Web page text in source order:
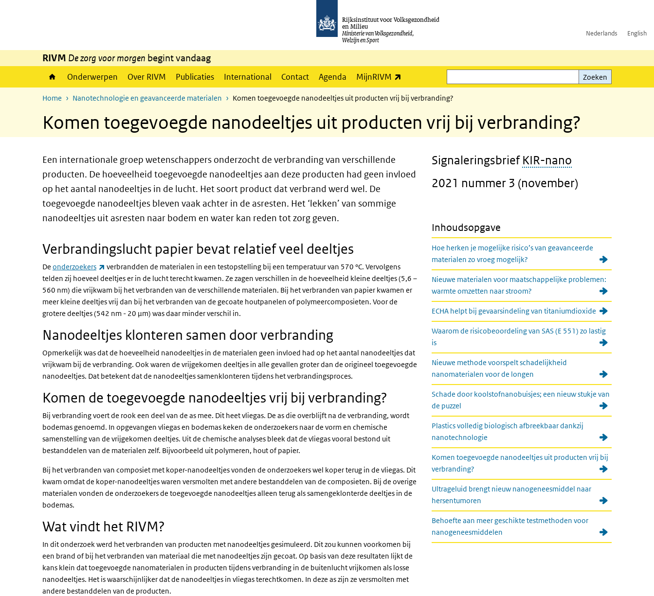
Rijksinstituut voor Volksgezondheid
en Milieu
Ministerie van Volksgezondheid,
Welzijn en Sport
Nederlands English
RIVM De zorg voor morgen begint vandaag
Onderwerpen Over RIVM Publicaties International Contact Agenda MijnRIVM
Zoeken
Zoeken
Home Nanotechnologie en geavanceerde materialen Komen toegevoegde nanodeeltjes uit producten vrij bij verbranding?
Komen toegevoegde nanodeeltjes uit producten vrij bij verbranding?
Een internationale groep wetenschappers onderzocht de verbranding van verschillende
producten. De hoeveelheid toegevoegde nanodeeltjes aan deze producten had geen invloed
op het aantal nanodeeltjes in de lucht. Het soort product dat verbrand werd wel. De
toegevoegde nanodeeltjes bleven vaak achter in de asresten. Het ‘lekken’ van sommige
nanodeeltjes uit asresten naar bodem en water kan reden tot zorg geven.
Verbrandingslucht papier bevat relatief veel deeltjes
De onderzoekers (externe link)
verbrandden de materialen in een testopstelling bij een temperatuur van 570 °C. Vervolgens
telden zij hoeveel deeltjes er in de lucht terecht kwamen. Ze zagen verschillen in de hoeveelheid kleine deeltjes (5,6 –
560 nm) die vrijkwam bij het verbranden van de verschillende materialen. Bij het verbranden van papier kwamen er
meer kleine deeltjes vrij dan bij het verbranden van de gecoate houtpanelen of polymeercomposieten. Voor de
grotere deeltjes (542 nm - 20 µm) was daar minder verschil in.
Nanodeeltjes klonteren samen door verbranding
Opmerkelijk was dat de hoeveelheid nanodeeltjes in de materialen geen invloed had op het aantal nanodeeltjes dat
vrijkwam bij de verbranding. Ook waren de vrijgekomen deeltjes in alle gevallen groter dan de origineel toegevoegde
nanodeeltjes. Dat betekent dat de nanodeeltjes samenklonteren tijdens het verbrandingsproces.
Komen de toegevoegde nanodeeltjes vrij bij verbranding?
Bij verbranding voert de rook een deel van de as mee. Dit heet vliegas. De as die overblijft na de verbranding, wordt
bodemas genoemd. In opgevangen vliegas en bodemas keken de onderzoekers naar de vorm en chemische
samenstelling van de vrijgekomen deeltjes. Uit de chemische analyses bleek dat de vliegas vooral bestond uit
bestanddelen van de materialen zelf. Bijvoorbeeld uit polymeren, hout of papier.
Bij het verbranden van composiet met koper-nanodeeltjes vonden de onderzoekers wel koper terug in de vliegas. Dit
kwam omdat de koper-nanodeeltjes waren versmolten met andere bestanddelen van de composieten. Bij de overige
materialen vonden de onderzoekers de toegevoegde nanodeeltjes alleen terug als samengeklonterde deeltjes in de
bodemas.
Wat vindt het RIVM?
In dit onderzoek werd het verbranden van producten met nanodeeltjes gesimuleerd. Dit zou kunnen voorkomen bij
een brand of bij het verbranden van materiaal die met nanodeeltjes zijn gecoat. Op basis van deze resultaten lijkt de
kans klein dat toegevoegde nanomaterialen in producten tijdens verbranding in de buitenlucht vrijkomen als losse
nanodeeltjes. Het is waarschijnlijker dat de nanodeeltjes in vliegas terechtkomen. In deze as zijn ze versmolten met
andere bestanddelen van de producten.
Signaleringsbrief KIR-nano
2021 nummer 3 (november)
Inhoudsopgave
Hoe herken je mogelijke risico’s van geavanceerde
materialen zo vroeg mogelijk?
Nieuwe materialen voor maatschappelijke problemen:
warmte omzetten naar stroom?
ECHA helpt bij gevaarsindeling van titaniumdioxide
Waarom de risicobeoordeling van SAS (E 551) zo lastig
is
Nieuwe methode voorspelt schadelijkheid
nanomaterialen voor de longen
Schade door koolstofnanobuisjes; een nieuw stukje van
de puzzel
Plastics volledig biologisch afbreekbaar dankzij
nanotechnologie
Komen toegevoegde nanodeeltjes uit producten vrij bij
verbranding?
Ultrageluid brengt nieuw nanogeneesmiddel naar
hersentumoren
Behoefte aan meer geschikte testmethoden voor
nanogeneesmiddelen